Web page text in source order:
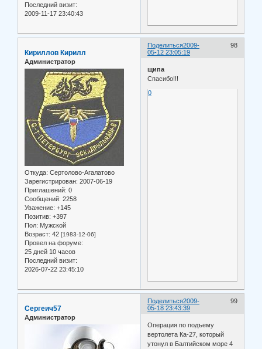
Последний визит:
2009-11-17 23:40:43
Поделиться 98
2009-
05-12 23:05:19
Кириллов Кирилл
Администратор
Откуда: Сертолово-Агалатово
Зарегистрирован: 2007-06-19
Приглашений: 0
Сообщений: 2258
Уважение: +145
Позитив: +397
Пол: Мужской
Возраст: 42 [1983-12-06]
Провел на форуме:
25 дней 10 часов
Последний визит:
2026-07-22 23:45:10
щипа
Спасибо!!!
0
Поделиться 99
2009-
05-18 23:43:39
Сергеич57
Администратор
Операция по подъему
вертолета Ка-27, который
утонул в Балтийском море 4